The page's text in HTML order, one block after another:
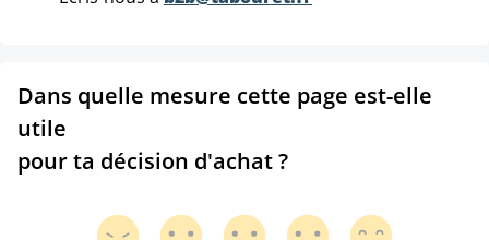
Dans quelle mesure cette page est-elle
utile
pour ta décision d'achat ?